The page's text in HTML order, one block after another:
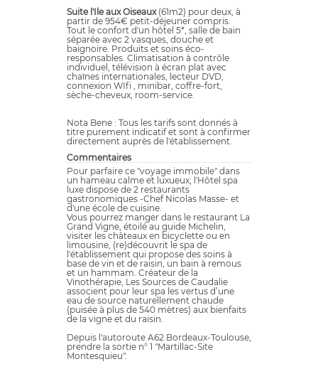
Suite l'Ile aux Oiseaux(61m2) pour deux, à
partir de 954€ petit-déjeuner compris.
Tout le confort d'un hôtel 5*, salle de bain
séparée avec 2 vasques, douche et
baignoire. Produits et soins éco-
responsables. Climatisation à contrôle
individuel, télévision à écran plat avec
chaînes internationales, lecteur DVD,
connexion WIfi , minibar, coffre-fort,
sèche-cheveux, room-service.
Nota Bene : Tous les tarifs sont donnés à
titre purement indicatif et sont à confirmer
directement auprès de l'établissement.
Commentaires
Pour parfaire ce "voyage immobile" dans
un hameau calme et luxueux, l'Hôtel spa
luxe dispose de 2 restaurants
gastronomiques -Chef Nicolas Masse- et
d'une école de cuisine.
Vous pourrez manger dans le restaurant La
Grand Vigne, étoilé au guide Michelin,
visiter les châteaux en bicyclette ou en
limousine, (re)découvrit le spa de
l'établissement qui propose des soins à
base de vin et de raisin, un bain à remous
et un hammam. Créateur de la
Vinothérapie, Les Sources de Caudalie
associent pour leur spa les vertus d’une
eau de source naturellement chaude
(puisée à plus de 540 mètres) aux bienfaits
de la vigne et du raisin.
Depuis l'autoroute A62 Bordeaux-Toulouse,
prendre la sortie n° 1 "Martillac-Site
Montesquieu".